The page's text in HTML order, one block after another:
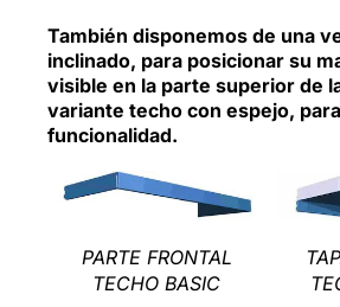
También disponemos de una
inclinado, para posicionar su
visible en la parte superior de
variante techo con espejo,
funcionalidad.
PARTE FRONTAL
TECHO BASIC